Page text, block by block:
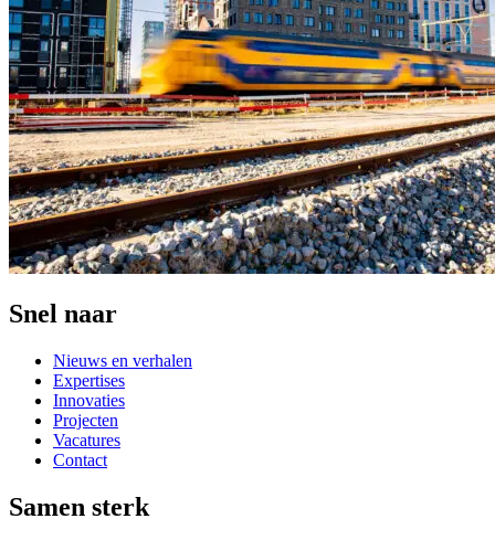
Snel naar
Nieuws en verhalen
Expertises
Innovaties
Projecten
Vacatures
Contact
Samen sterk